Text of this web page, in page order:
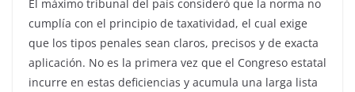
El máximo tribunal del país consideró que la norma no
cumplía con el principio de taxatividad, el cual exige
que los tipos penales sean claros, precisos y de exacta
aplicación. No es la primera vez que el Congreso estatal
incurre en estas deficiencias y acumula una larga lista